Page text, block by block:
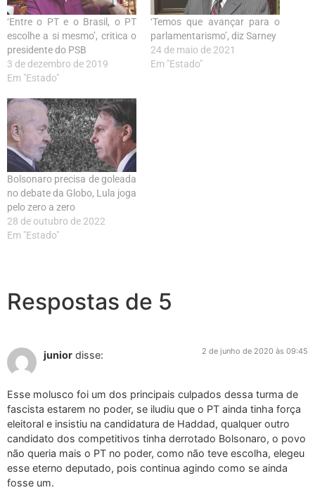
‘Entre o PT e o Brasil, o PT
escolhe a si mesmo’, critica o
presidente do PSB
3 de dezembro de 2019
Em "Estado"
‘Temos que avançar para o
parlamentarismo’, diz Sarney
24 de maio de 2021
Em "Estado"
Bolsonaro precisa de goleada
no debate da Globo, Lula joga
pelo zero a zero
28 de outubro de 2022
Em "Estado"
Respostas de 5
junior disse: 2 de junho de 2020 às 09:45
Esse molusco foi um dos principais culpados dessa turma de
fascista estarem no poder, se iludiu que o PT ainda tinha força
eleitoral e insistiu na candidatura de Haddad, qualquer outro
candidato dos competitivos tinha derrotado Bolsonaro, o povo
não queria mais o PT no poder, como não teve escolha, elegeu
esse eterno deputado, pois continua agindo como se ainda
fosse um.